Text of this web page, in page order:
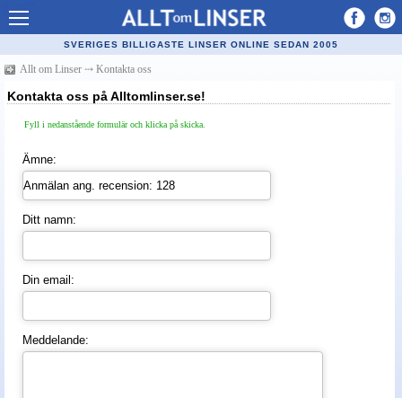
Allt om Linser
Billiga kontaktlinser
Köpa linser på nätet
Återförsäljare linser
Populära linser
Kontaktlinstyper
Linsvätska
Glasögon
SVERIGES BILLIGASTE LINSER ONLINE SEDAN 2005
Allt om Linser ⤏ Kontakta oss
Kontakta oss på Alltomlinser.se!
Fyll i nedanstående formulär och klicka på skicka.
Ämne:
Ditt namn:
Din email:
Meddelande: